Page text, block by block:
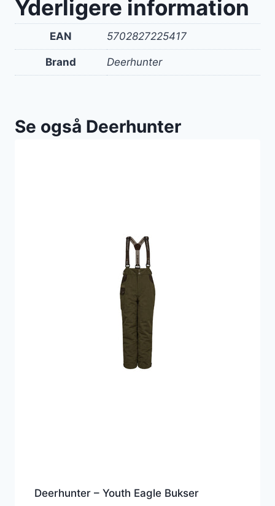
Yderligere information
EAN 5702827225417
Brand Deerhunter
Se også Deerhunter
Deerhunter – Youth Eagle Bukser